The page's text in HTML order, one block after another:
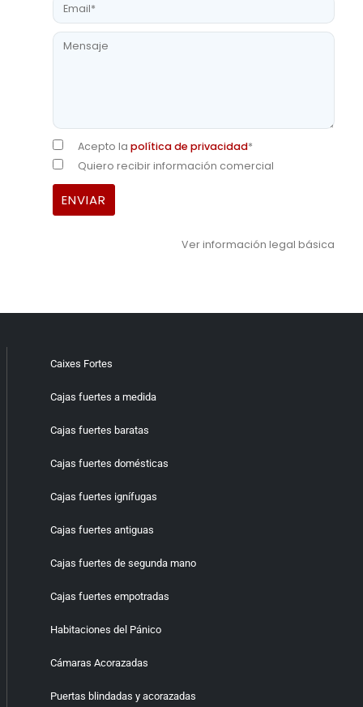
Acepto la política de privacidad*
Quiero recibir información comercial
Ver información legal básica
Caixes Fortes
Cajas fuertes a medida
Cajas fuertes baratas
Cajas fuertes domésticas
Cajas fuertes ignífugas
Cajas fuertes antiguas
Cajas fuertes de segunda mano
Cajas fuertes empotradas
Habitaciones del Pánico
Cámaras Acorazadas
Puertas blindadas y acorazadas